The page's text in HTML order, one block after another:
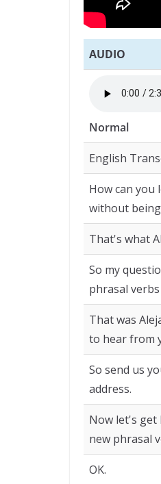
AUDIO
Normal
English
How can you
without
That's what
So my
phrasal
That was
to hear from
So send us
address.
Now let's
new phrasal
OK.